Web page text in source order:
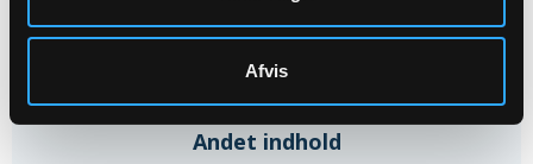
Afvis
Andet indhold